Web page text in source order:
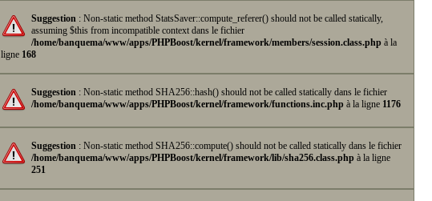
Suggestion : Non-static method StatsSaver::compute_referer() should not be called statically,
assuming $this from incompatible context dans le fichier
/home/banquema/www/apps/PHPBoost/kernel/framework/members/session.class.php à la
ligne 168
Suggestion : Non-static method SHA256::hash() should not be called statically dans le fichier
/home/banquema/www/apps/PHPBoost/kernel/framework/functions.inc.php à la ligne 1176
Suggestion : Non-static method SHA256::compute() should not be called statically dans le fichier
/home/banquema/www/apps/PHPBoost/kernel/framework/lib/sha256.class.php à la ligne
251